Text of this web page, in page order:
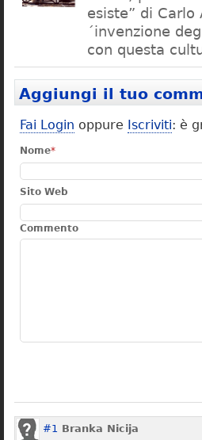
esiste” di Carlo
´invenzione
con questa
Aggiungi il tuo
Fai Login oppure Iscriviti: è
Nome*
Sito Web
Commento
#1 Branka Nicija